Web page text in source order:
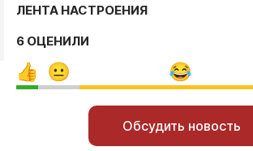
ЛЕНТА НАСТРОЕНИЯ
6 ОЦЕНИЛИ
Обсудить новость